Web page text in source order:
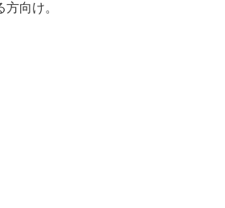
向け。